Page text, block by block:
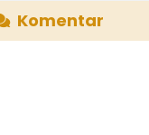
Komentar